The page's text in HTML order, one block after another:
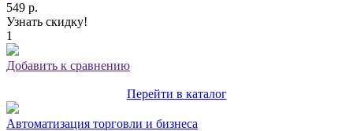
549 р.
Узнать скидку!
1
Добавить к сравнению
Перейти в каталог
Автоматизация торговли и бизнеса